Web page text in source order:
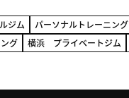
ジム パーソナルトレーニング
グ 横浜 プライベートジム